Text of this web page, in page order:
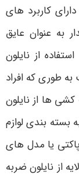
کاربرد های
به عنوان عایق
از نایلون
طوری که افراد
ها از نایلون
بسته‌ بندی لوازم
یا مدل‌ های
از نایلون ضربه